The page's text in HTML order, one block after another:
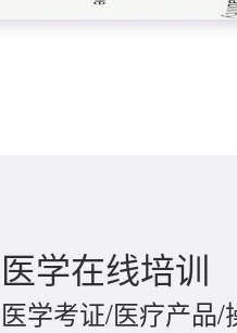
医学在线培训
医学考证/医疗产品